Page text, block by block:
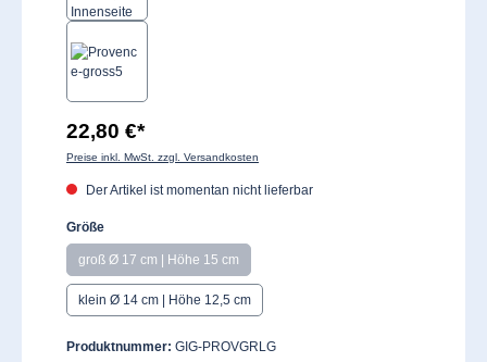
22,80 €*
Preise inkl. MwSt. zzgl. Versandkosten
Der Artikel ist momentan nicht lieferbar
Größeauswählen
groß Ø 17 cm | Höhe 15 cm(Diese Option ist zurzeit nicht verfügbar.)
klein Ø 14 cm | Höhe 12,5 cm
Produktnummer: GIG-PROVGRLG